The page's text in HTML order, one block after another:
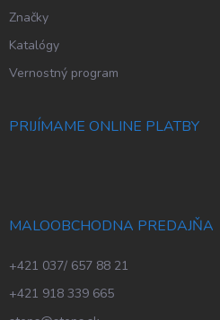
Značky
Katalógy
Vernostný program
PRIJÍMAME ONLINE PLATBY
MALOOBCHODNA PREDAJŇA
+421 037/ 657 88 21
+421 918 339 665